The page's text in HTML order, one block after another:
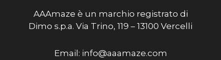
AAAmaze è un marchio registrato di
Dimo s.p.a. Via Trino, 119 – 13100 Vercelli
Email: info@aaamaze.com